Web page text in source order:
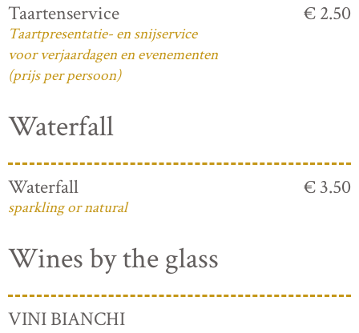
Taartenservice
Taartpresentatie- en snijservice
voor verjaardagen en evenementen
(prijs per persoon)
€ 2.50
Waterfall
Waterfall
sparkling or natural
€ 3.50
Wines by the glass
VINI BIANCHI